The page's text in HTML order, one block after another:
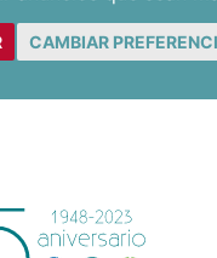
CAMBIAR